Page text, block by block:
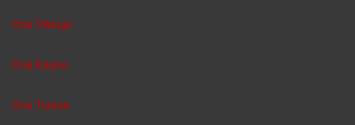
Orai Vilniuje
Orai Kaune
Orai Tunise